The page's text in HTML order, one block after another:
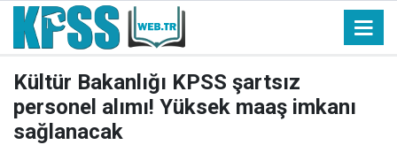
Kültür Bakanlığı KPSS şartsız
personel alımı! Yüksek maaş imkanı
sağlanacak